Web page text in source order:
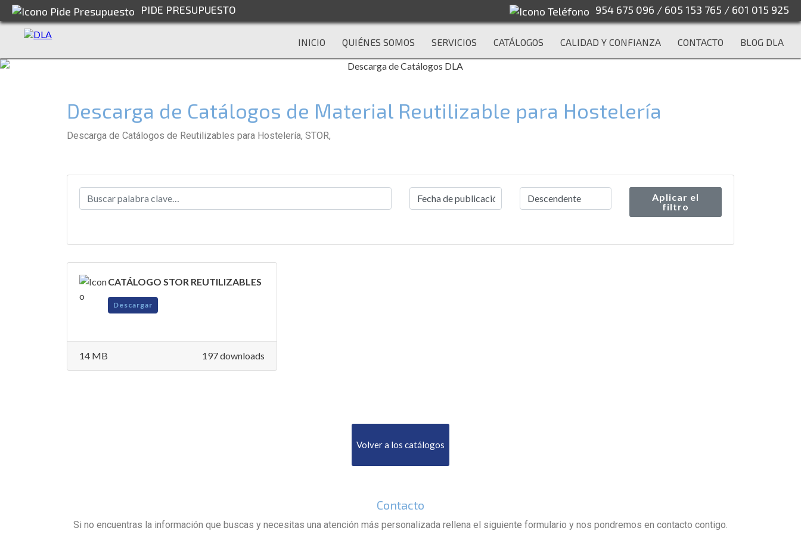
PIDE PRESUPUESTO 954 675 096 / 605 153 765 / 601 015 925
INICIO QUIÉNES SOMOS SERVICIOS CATÁLOGOS CALIDAD Y CONFIANZA CONTACTO BLOG DLA
Descarga de Catálogos de Material Reutilizable para Hostelería
Descarga de Catálogos de Reutilizables para Hostelería, STOR,
Aplicar el
filtro
CATÁLOGO STOR REUTILIZABLES
Descargar
197 downloads
14 MB
Volver a los catálogos
Contacto
Si no encuentras la información que buscas y necesitas una atención más personalizada rellena el siguiente formulario y nos pondremos en contacto contigo.